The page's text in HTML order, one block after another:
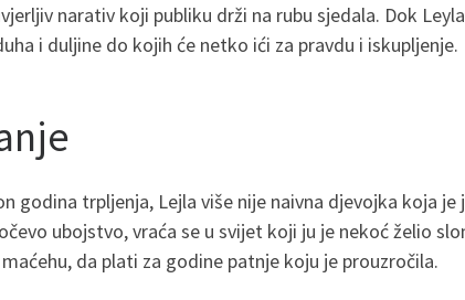
narativ koji publiku drži na rubu sjedala. Dok
i duljine do kojih će netko ići za pravdu i iskupljenje.
godina trpljenja, Lejla više nije naivna djevojka koja je
ubojstvo, vraća se u svijet koji ju je nekoć želio
da plati za godine patnje koju je prouzročila.